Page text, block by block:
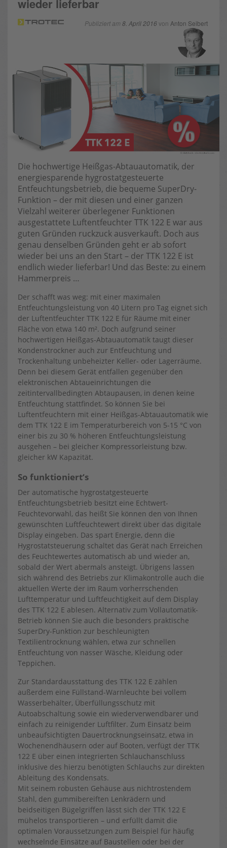
wieder lieferbar
Publiziert am 8. April 2016von Anton Seibert
Die hochwertige Heißgas-Abtauautomatik, der
energiesparende hygrostatgesteuerte
Entfeuchtungsbetrieb, die bequeme SuperDry-
Funktion – der mit diesen und einer ganzen
Vielzahl weiterer überlegener Funktionen
ausgestattete Luftentfeuchter TTK 122 E war aus
guten Gründen ruckzuck ausverkauft. Doch aus
genau denselben Gründen geht er ab sofort
wieder bei uns an den Start – der TTK 122 E ist
endlich wieder lieferbar! Und das Beste: zu einem
Hammerpreis …
Der schafft was weg: mit einer maximalen
Entfeuchtungsleistung von 40 Litern pro Tag eignet sich
der Luftentfeuchter TTK 122 E für Räume mit einer
Fläche von etwa 140 m². Doch aufgrund seiner
hochwertigen Heißgas-Abtauautomatik taugt dieser
Kondenstrockner auch zur Entfeuchtung und
Trockenhaltung unbeheizter Keller- oder Lagerräume.
Denn bei diesem Gerät entfallen gegenüber den
elektronischen Abtaueinrichtungen die
zeitintervallbedingten Abtaupausen, in denen keine
Entfeuchtung stattfindet. So können Sie bei
Luftentfeuchtern mit einer Heißgas-Abtauautomatik wie
dem TTK 122 E im Temperaturbereich von 5-15 °C von
einer bis zu 30 % höheren Entfeuchtungsleistung
ausgehen – bei gleicher Kompressorleistung bzw.
gleicher kW Kapazität.
So funktioniert‘s
Der automatische hygrostatgesteuerte
Entfeuchtungsbetrieb besitzt eine Echtwert-
Feuchtevorwahl, das heißt Sie können den von Ihnen
gewünschten Luftfeuchtewert direkt über das digitale
Display eingeben. Das spart Energie, denn die
Hygrostatsteuerung schaltet das Gerät nach Erreichen
des Feuchtewertes automatisch ab und wieder an,
sobald der Wert abermals ansteigt. Übrigens lassen
sich während des Betriebs zur Klimakontrolle auch die
aktuellen Werte der im Raum vorherrschenden
Lufttemperatur und Luftfeuchtigkeit auf dem Display
des TTK 122 E ablesen. Alternativ zum Vollautomatik-
Betrieb können Sie auch die besonders praktische
SuperDry-Funktion zur beschleunigten
Textilientrocknung wählen, etwa zur schnellen
Entfeuchtung von nasser Wäsche, Kleidung oder
Teppichen.
Zur Standardausstattung des TTK 122 E zählen
außerdem eine Füllstand-Warnleuchte bei vollem
Wasserbehälter, Überfüllungsschutz mit
Autoabschaltung sowie ein wiederverwendbarer und
einfach zu reinigender Luftfilter. Zum Einsatz beim
unbeaufsichtigten Dauertrocknungseinsatz, etwa in
Wochenendhäusern oder auf Booten, verfügt der TTK
122 E über einen integrierten Schlauchanschluss
inklusive des hierzu benötigten Schlauchs zur direkten
Ableitung des Kondensats.
Mit seinem robusten Gehäuse aus nichtrostendem
Stahl, den gummibereiften Lenkrädern und
beidseitigen Bügelgriffen lässt sich der TTK 122 E
mühelos transportieren – und erfüllt damit die
optimalen Voraussetzungen zum Beispiel für häufig
wechselnde Einsätze auf Baustellen oder bei der